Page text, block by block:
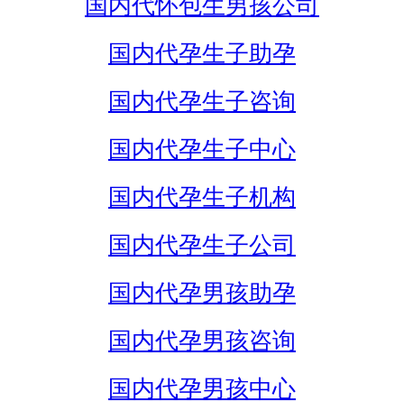
国内代怀包生男孩公司
国内代孕生子助孕
国内代孕生子咨询
国内代孕生子中心
国内代孕生子机构
国内代孕生子公司
国内代孕男孩助孕
国内代孕男孩咨询
国内代孕男孩中心